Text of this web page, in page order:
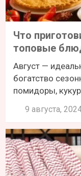
Что
топовые
Август —
богатство
помидоры,
9 августа,